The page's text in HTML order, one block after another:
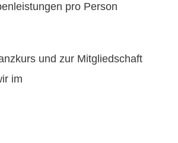
pro Person
und zur Mitgliedschaft
im